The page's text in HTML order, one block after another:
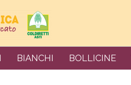
BIANCHI BOLLICINE